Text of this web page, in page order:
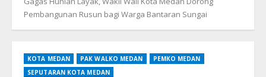
Pembangunan Rusun bagi Warga Bantaran Sungai
KOTA MEDAN PAK WALKO MEDAN
PEMKO MEDAN
SEPUTARAN KOTA MEDAN